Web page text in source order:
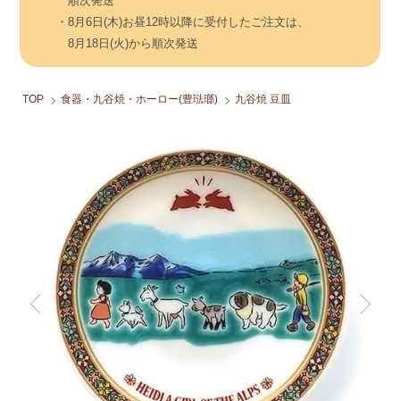
・8月6日(木)お昼12時以降に受付したご注文は、
8月18日(火)から順次発送
TOP 食器・九谷焼・ホーロー(豊琺瑯) 九谷焼 豆皿